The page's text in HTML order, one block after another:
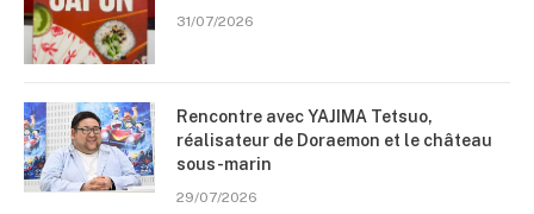
31/07/2026
Rencontre avec YAJIMA Tetsuo,
réalisateur de Doraemon et le château
sous-marin
29/07/2026